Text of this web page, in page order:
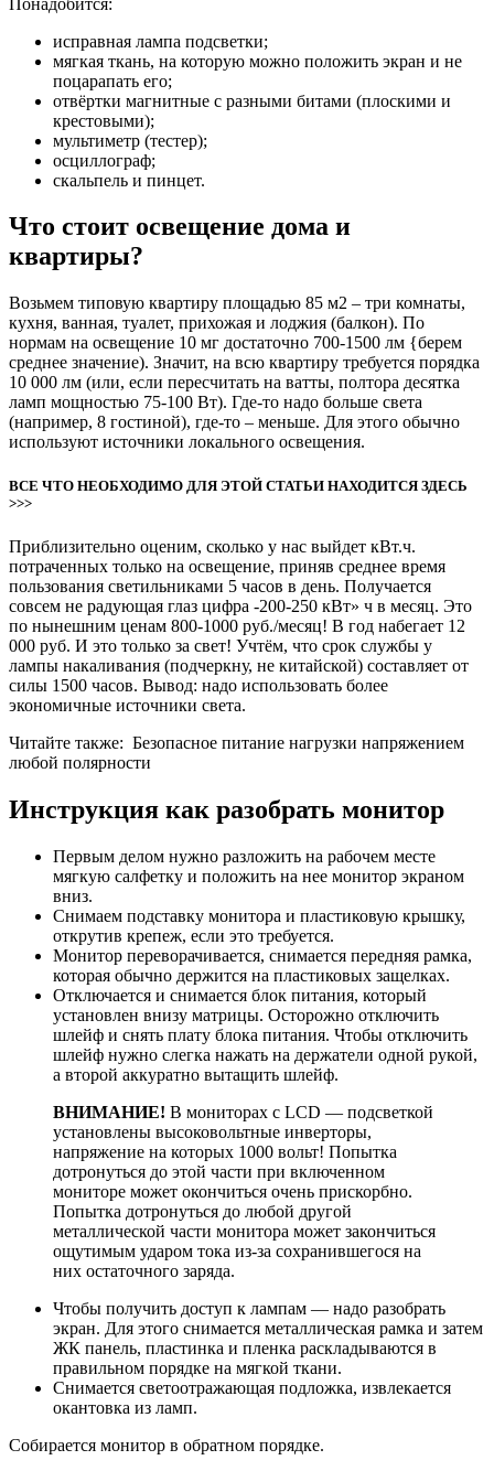
исправная лампа подсветки;
мягкая ткань, на которую можно положить экран и не
поцарапать его;
отвёртки магнитные с разными битами (плоскими и
крестовыми);
мультиметр (тестер);
осциллограф;
скальпель и пинцет.
Что стоит освещение дома и
квартиры?
Возьмем типовую квартиру площадью 85 м2 – три комнаты,
кухня, ванная, туалет, прихожая и лоджия (балкон). По
нормам на освещение 10 мг достаточно 700-1500 лм {берем
среднее значение). Значит, на всю квартиру требуется порядка
10 000 лм (или, если пересчитать на ватты, полтора десятка
ламп мощностью 75-100 Вт). Где-то надо больше света
(например, 8 гостиной), где-то – меньше. Для этого обычно
используют источники локального освещения.
ВСЕ ЧТО НЕОБХОДИМО ДЛЯ ЭТОЙ СТАТЬИ НАХОДИТСЯ ЗДЕСЬ
>>>
Приблизительно оценим, сколько у нас выйдет кВт.ч.
потраченных только на освещение, приняв среднее время
пользования светильниками 5 часов в день. Получается
совсем не радующая глаз цифра -200-250 кВт» ч в месяц. Это
по нынешним ценам 800-1000 руб./месяц! В год набегает 12
000 руб. И это только за свет! Учтём, что срок службы у
лампы накаливания (подчеркну, не китайской) составляет от
силы 1500 часов. Вывод: надо использовать более
экономичные источники света.
Читайте также: Безопасное питание нагрузки напряжением
любой полярности
Инструкция как разобрать монитор
Первым делом нужно разложить на рабочем месте
мягкую салфетку и положить на нее монитор экраном
вниз.
Снимаем подставку монитора и пластиковую крышку,
открутив крепеж, если это требуется.
Монитор переворачивается, снимается передняя рамка,
которая обычно держится на пластиковых защелках.
Отключается и снимается блок питания, который
установлен внизу матрицы. Осторожно отключить
шлейф и снять плату блока питания. Чтобы отключить
шлейф нужно слегка нажать на держатели одной рукой,
а второй аккуратно вытащить шлейф.
ВНИМАНИЕ! В мониторах с LCD — подсветкой
установлены высоковольтные инверторы,
напряжение на которых 1000 вольт! Попытка
дотронуться до этой части при включенном
мониторе может окончиться очень прискорбно.
Попытка дотронуться до любой другой
металлической части монитора может закончиться
ощутимым ударом тока из-за сохранившегося на
них остаточного заряда.
Чтобы получить доступ к лампам — надо разобрать
экран. Для этого снимается металлическая рамка и затем
ЖК панель, пластинка и пленка раскладываются в
правильном порядке на мягкой ткани.
Снимается светоотражающая подложка, извлекается
окантовка из ламп.
Собирается монитор в обратном порядке.